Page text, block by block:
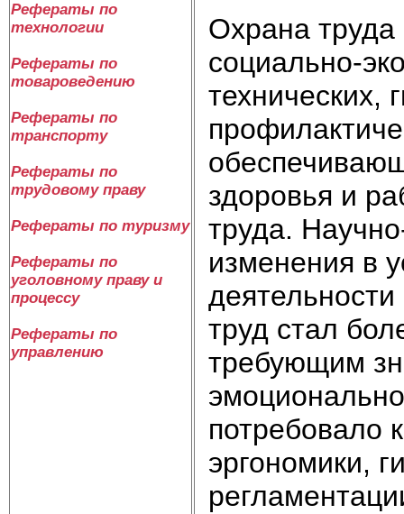
Рефераты по
технологии
Рефераты по
товароведению
Рефераты по
транспорту
Рефераты по
трудовому праву
Рефераты по туризму
Рефераты по
уголовному праву и
процессу
Рефераты по
управлению
Охрана труда
социально-
технических,
здоровья и
труда.
изменения в
труд стал
требующим
потребовало
эргономики,